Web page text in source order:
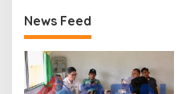
News Feed